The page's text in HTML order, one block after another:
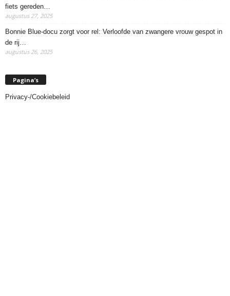
fiets gereden…
augustus 27, 2025
Bonnie Blue-docu zorgt voor rel: Verloofde van zwangere vrouw gespot in
de rij…
augustus 26, 2025
Pagina’s
Privacy-/Cookiebeleid